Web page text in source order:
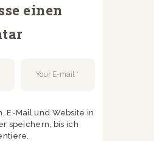
einen
E-Mail und Website in
speichern, bis ich